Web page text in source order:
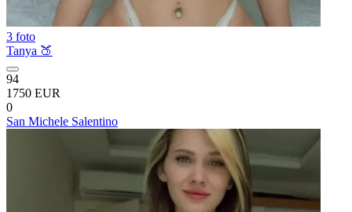
3 foto
Tanya 🍑
94
1750 EUR
0
San Michele Salentino